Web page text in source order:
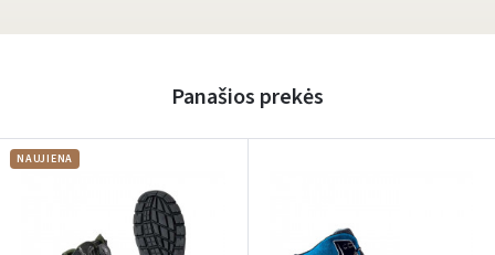
Panašios prekės
NAUJIENA